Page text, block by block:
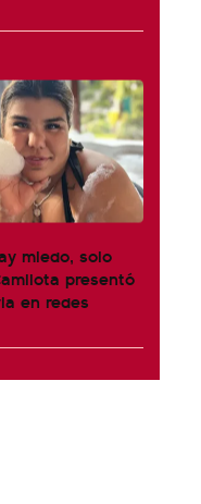
miedo, solo
presentó
en redes